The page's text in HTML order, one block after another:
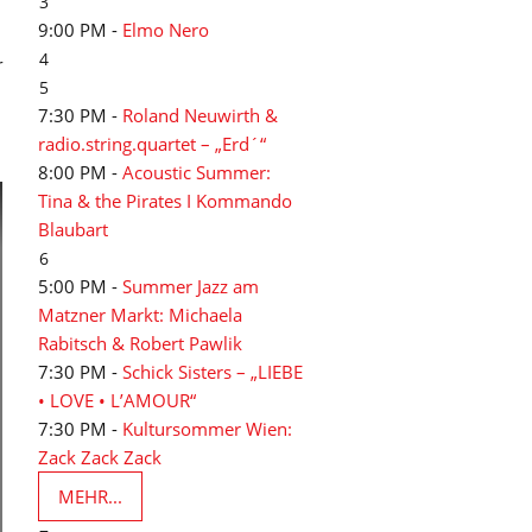
9:00 PM - Elmo Nero
4
5
7:30 PM - Roland Neuwirth &
radio.string.quartet – „Erd´“
8:00 PM - Acoustic Summer:
Tina & the Pirates I Kommando
Blaubart
6
5:00 PM - Summer Jazz am
Matzner Markt: Michaela
Rabitsch & Robert Pawlik
7:30 PM - Schick Sisters – „LIEBE
• LOVE • L’AMOUR“
7:30 PM - Kultursommer Wien:
Zack Zack Zack
MEHR...